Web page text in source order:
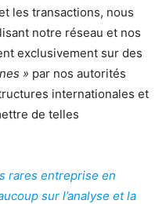
les transactions, nous
notre réseau et nos
exclusivement sur des
» par nos autorités
internationales et
de telles
rares entreprise en
sur l’analyse et la